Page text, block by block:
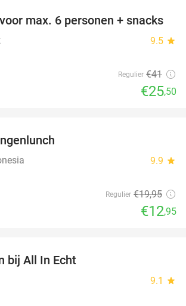
38%
max. 6 personen + snacks
9.5 star
Regulier €41
€25,50
9.9 star
Regulier €19,95
€12,95
bij All In Echt
9.1 star